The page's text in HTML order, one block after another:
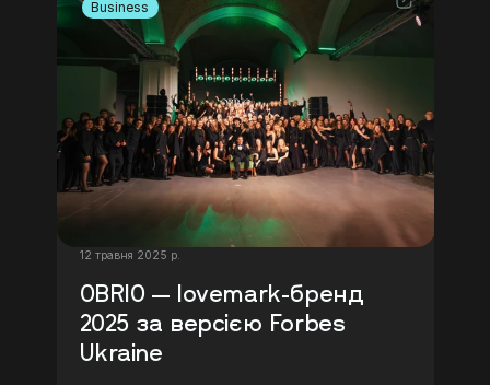
Business
12 травня 2025 р.
OBRIO — lovemark-бренд
2025 за версією Forbes
Ukraine